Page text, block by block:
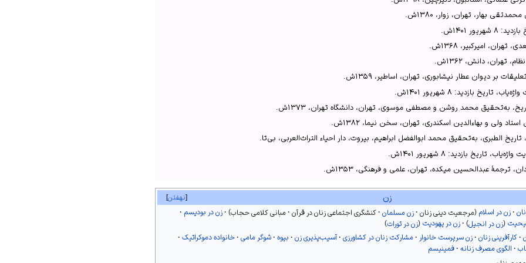
مذهب در تاریخ ایران (سیده خاتون، ترکان خاتون، جانبیگم خاتون)»، 1385.
بخش 59، سایت گنجور.
قاطع، 1361ش؛
دیوان عطار نیشابوری، ۱۳۵۹ش، ص۸، به نقل از عطار نیشابوری.
برآمده از چاه افسانه‌ها/ فرشته آرزوها همراه کودکان می‌شود»، خبرگزاری شبستان.
بهار، تهران، زوار، ۱۳۸۰ش.
۱۴۰۱ش.
امیرکبیر، ۱۳۶۸ش.
تهران، دانش، ۱۳۶۲ش.
بر دیوان عطار نیشابوری، تهران، اساطیر، ۱۳۵۹ش.
بازدید: ۸ شهریور ۱۴۰۱ش.
به‌تحقیق محمد روشن و مصطفی موسوی، تهران، دانشگاه تهران، ۱۳۷۳ش.
ولی و بهاءالدین اسکندری، تهران، سخن نیما، ۱۳۸۲ش.
الطبری، به‌تحقیق محمد ابوالفضل ابراهیم، بیروت، دار احیاء التراث‌العربی، بی‌تا.
تاریخ بازدید: ۸ شهریور ۱۴۰۱ش.
ترجمهٔ عبدالحسین میکده، تهران، علمی و فرهنگی، ۱۳۵۳ش.
۸ شهریور ۱۴۰۱ش.
تاریخ بازدید: ۸ شهریور ۱۴۰۱ش.
بر جامع‌التواریخ، تهران، دانشگاه تهران، ۱۳۷۳ش.
۸ شهریور ۱۴۰۱ش.
نهفتن زن
زن در اسلام مرجعیت دینی زنان زن مسلمان کنشگری اجتماعی زنان در قرآن مبانی کلامی حجاب
زن در بودیسم
زن در انجیل زن در یهودیت زن در تورات
کارآفرینی زنان زن سرپرست خانوار مشارکت زنان در کشاورزی آسیب‌پذیری زن بیوه شوگر مامی
خانواده دموکراتیک
الگوی مصرف زنانه
فمینیسم